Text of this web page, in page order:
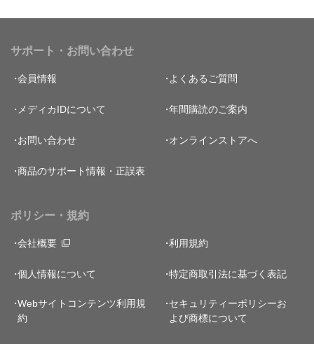
サポート・お問い合わせ
会員情報 よくあるご質問
メディカIDについて 年間購読のご案内
お問い合わせ オンラインストアへ
商品のサポート情報・正誤表
ポリシー・規約
会社概要 利用規約
個人情報について 特定商取引法に基づく表記
Webサイトコンテンツ利用規
約
セキュリティーポリシーお
よび商標について